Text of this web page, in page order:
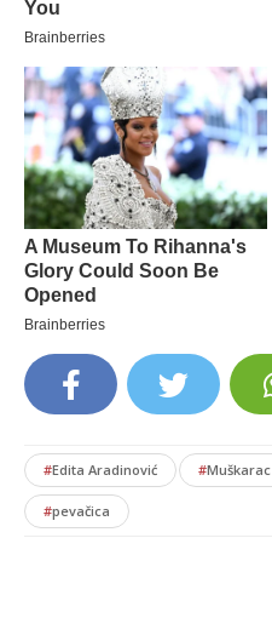
#Edita Aradinović #Muškarac
#pevačica